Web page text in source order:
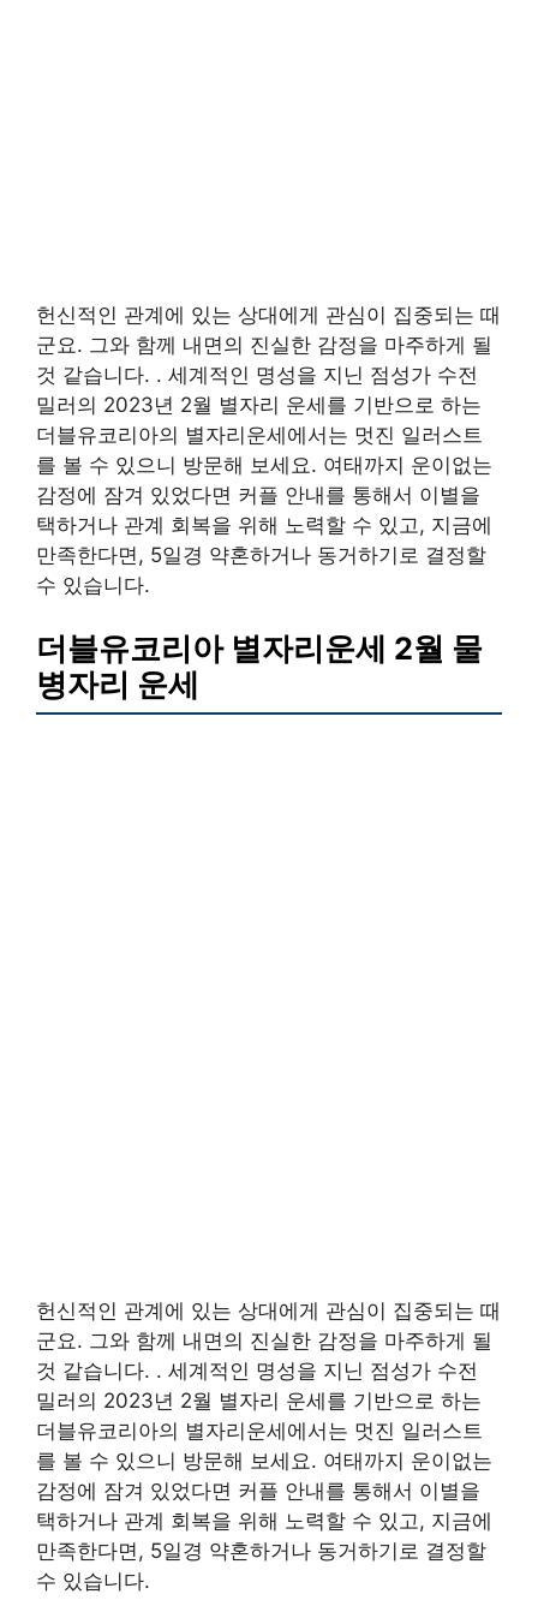
헌신적인 관계에 있는 상대에게 관심이 집중되는 때
군요. 그와 함께 내면의 진실한 감정을 마주하게 될
것 같습니다. . 세계적인 명성을 지닌 점성가 수전
밀러의 2023년 2월 별자리 운세를 기반으로 하는
더블유코리아의 별자리운세에서는 멋진 일러스트
를 볼 수 있으니 방문해 보세요. 여태까지 운이없는
감정에 잠겨 있었다면 커플 안내를 통해서 이별을
택하거나 관계 회복을 위해 노력할 수 있고, 지금에
만족한다면, 5일경 약혼하거나 동거하기로 결정할
수 있습니다.
더블유코리아 별자리운세 2월 물
병자리 운세
헌신적인 관계에 있는 상대에게 관심이 집중되는 때
군요. 그와 함께 내면의 진실한 감정을 마주하게 될
것 같습니다. . 세계적인 명성을 지닌 점성가 수전
밀러의 2023년 2월 별자리 운세를 기반으로 하는
더블유코리아의 별자리운세에서는 멋진 일러스트
를 볼 수 있으니 방문해 보세요. 여태까지 운이없는
감정에 잠겨 있었다면 커플 안내를 통해서 이별을
택하거나 관계 회복을 위해 노력할 수 있고, 지금에
만족한다면, 5일경 약혼하거나 동거하기로 결정할
수 있습니다.